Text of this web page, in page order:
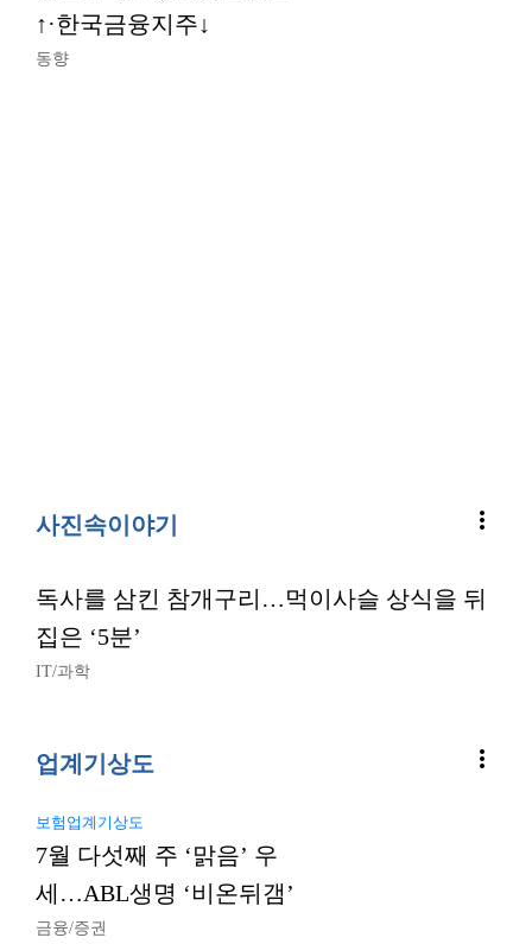
↑·한국금융지주↓
동향
사진속이야기 more_vert
독사를 삼킨 참개구리…먹이사슬 상식을 뒤
집은 ‘5분’
IT/과학
업계기상도 more_vert
보험업계기상도
7월 다섯째 주 ‘맑음’ 우
세…ABL생명 ‘비온뒤갬’
금융/증권